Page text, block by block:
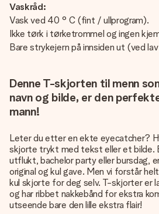
Vaskråd:
Vask ved 40 ° C (fint / ullprogram).
Ikke tørk i tørketrommel og ingen
Bare strykejern på innsiden ut (ved
Denne T-skjorten til menn
navn og bilde, er den
mann!
Leter du etter en ekte eyecatcher?
skjorte trykt med tekst eller et bilde.
utflukt, bachelor party eller bursdag,
original og kul gave. Men vi forstår
kul skjorte for deg selv. T-skjorter er
og har ribbet nakkebånd for ekstra
utseende bare den lille ekstra flair!